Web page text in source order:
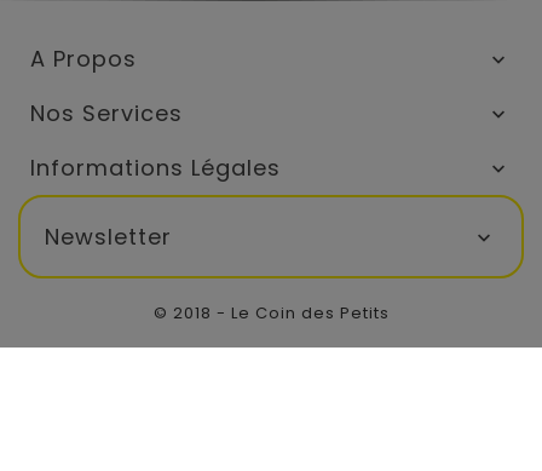
A Propos 
Nos Services 
Informations Légales 
Newsletter 
© 2018 - Le Coin des Petits